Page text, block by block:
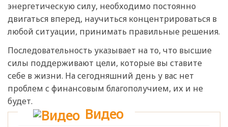
энергетическую силу, необходимо постоянно
двигаться вперед, научиться концентрироваться в
любой ситуации, принимать правильные решения.
Последовательность указывает на то, что высшие
силы поддерживают цели, которые вы ставите
себе в жизни. На сегодняшний день у вас нет
проблем с финансовым благополучием, их и не
будет.
Видео